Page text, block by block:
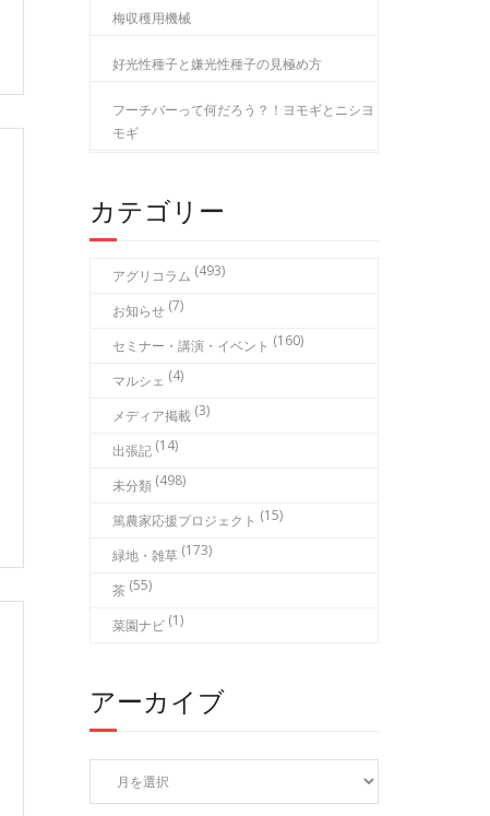
梅収穫用機械
好光性種子と嫌光性種子の見極め方
フーチバーって何だろう？！ヨモギとニシヨ
モギ
カテゴリー
アグリコラム (493)
お知らせ (7)
セミナー・講演・イベント (160)
マルシェ (4)
メディア掲載 (3)
出張記 (14)
未分類 (498)
篤農家応援プロジェクト (15)
緑地・雑草 (173)
茶 (55)
菜園ナビ (1)
アーカイブ
ア
カ